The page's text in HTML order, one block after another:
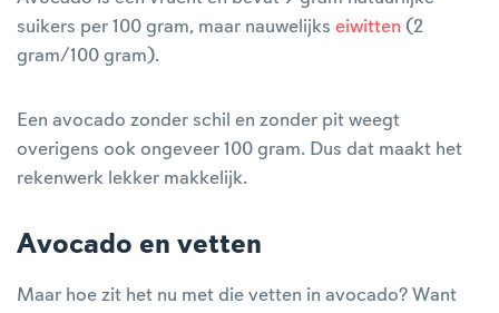
suikers per 100 gram, maar nauwelijks eiwitten (2
gram/100 gram).
Een avocado zonder schil en zonder pit weegt
overigens ook ongeveer 100 gram. Dus dat maakt het
rekenwerk lekker makkelijk.
Avocado en vetten
Maar hoe zit het nu met die vetten in avocado? Want